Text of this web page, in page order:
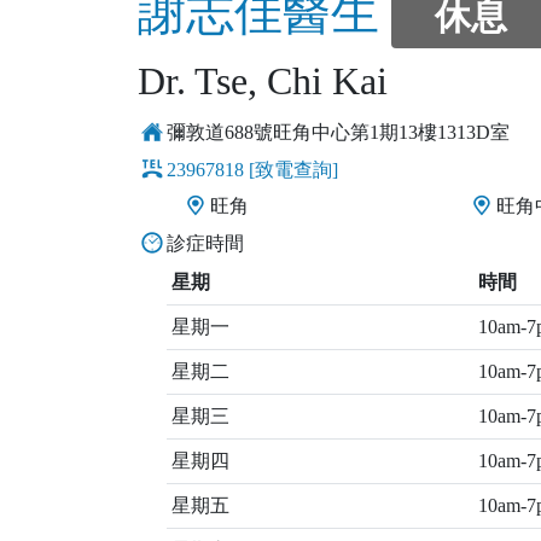
謝志佳醫生 休息
Dr. Tse, Chi Kai
彌敦道688號旺角中心第1期13樓1313D室
23967818 [致電查詢]
旺角
旺角
診症時間
星期
時間
星期一 10am-
星期二 10am-
星期三 10am-
星期四 10am-
星期五 10am-